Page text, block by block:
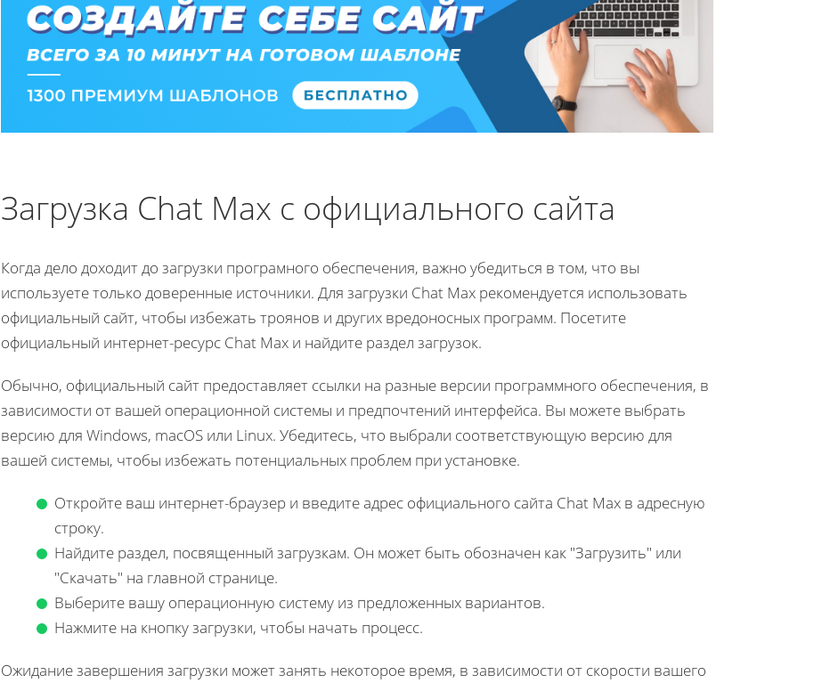
Загрузка Chat Max с официального сайта
Когда дело доходит до загрузки програмного обеспечения, важно убедиться в том, что вы
используете только доверенные источники. Для загрузки Chat Max рекомендуется использовать
официальный сайт, чтобы избежать троянов и других вредоносных программ. Посетите
официальный интернет-ресурс Chat Max и найдите раздел загрузок.
Обычно, официальный сайт предоставляет ссылки на разные версии программного обеспечения, в
зависимости от вашей операционной системы и предпочтений интерфейса. Вы можете выбрать
версию для Windows, macOS или Linux. Убедитесь, что выбрали соответствующую версию для
вашей системы, чтобы избежать потенциальных проблем при установке.
Откройте ваш интернет-браузер и введите адрес официального сайта Chat Max в адресную
строку.
Найдите раздел, посвященный загрузкам. Он может быть обозначен как "Загрузить" или
"Скачать" на главной странице.
Выберите вашу операционную систему из предложенных вариантов.
Нажмите на кнопку загрузки, чтобы начать процесс.
Ожидание завершения загрузки может занять некоторое время, в зависимости от скорости вашего